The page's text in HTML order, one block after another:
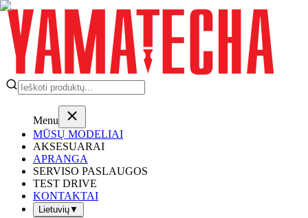
Menu
MŪSŲ MODELIAI
AKSESUARAI
APRANGA
SERVISO PASLAUGOS
TEST DRIVE
KONTAKTAI
Lietuvių▼